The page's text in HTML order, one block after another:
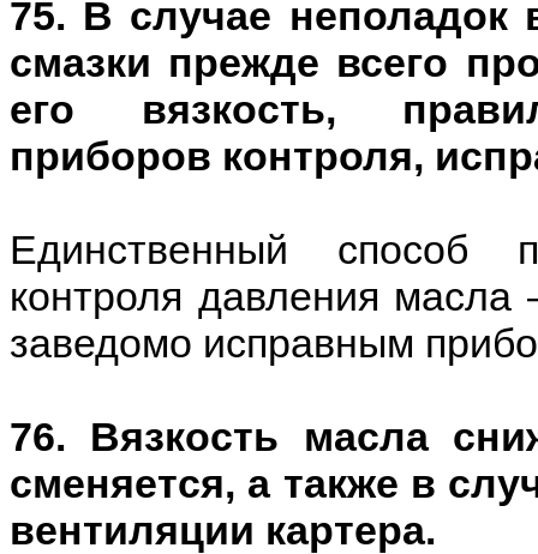
75. В случае
смазки прежде всего
его вязкость,
приборов контроля,
Единственный способ
контроля давления
заведомо исправным
76. Вязкость масла
сменяется, а также в
вентиляции картера.